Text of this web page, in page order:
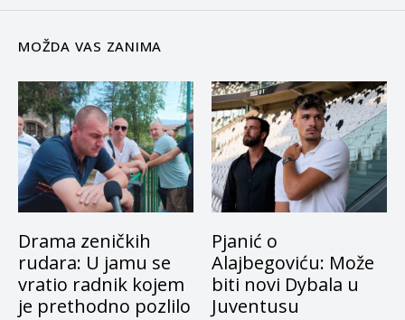
MOŽDA VAS ZANIMA
Drama zeničkih
rudara: U jamu se
vratio radnik kojem
je prethodno pozlilo
Pjanić o
Alajbegoviću: Može
biti novi Dybala u
Juventusu